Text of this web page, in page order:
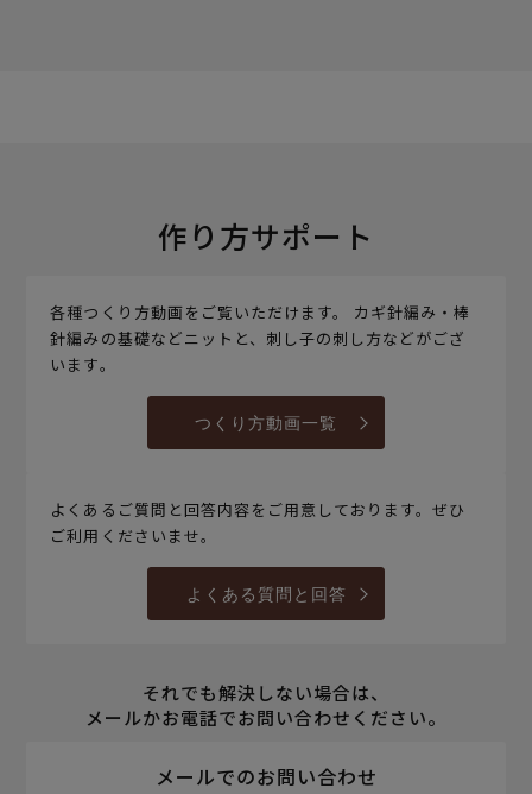
作り方サポート
各種つくり方動画をご覧いただけます。 カギ針編み・棒
針編みの基礎などニットと、刺し子の刺し方などがござ
います。
つくり方動画一覧
よくあるご質問と回答内容をご用意しております。ぜひ
ご利用くださいませ。
よくある質問と回答
それでも解決しない場合は、
メールかお電話でお問い合わせください。
メールでのお問い合わせ